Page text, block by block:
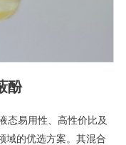
酚
易用性、高性价比及
域的优选方案。其混合